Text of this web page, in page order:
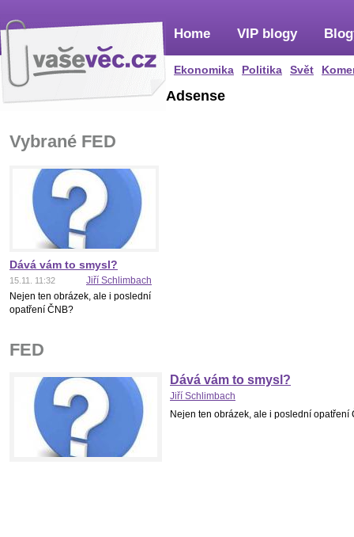
Home
Ekonomika Politika Svět
VIP blogy
Adsense
Vybrané FED
Dává vám to smysl?
15.11. 11:32
Jiří Schlimbach
Nejen ten obrázek, ale i poslední
opatření ČNB?
FED
Dává vám to smysl?
Jiří Schlimbach
Nejen ten obrázek, ale i poslední opatření